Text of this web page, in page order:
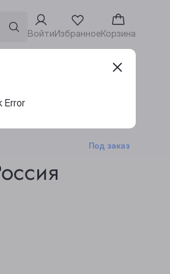
ВойтиИзбранноеКорзина
Адреса винотек
Под заказ
Error